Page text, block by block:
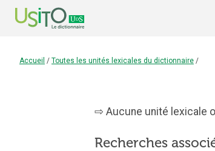
Accueil / Toutes les unités lexicales du dictionnaire /
Aucune unité lexicale
Recherches